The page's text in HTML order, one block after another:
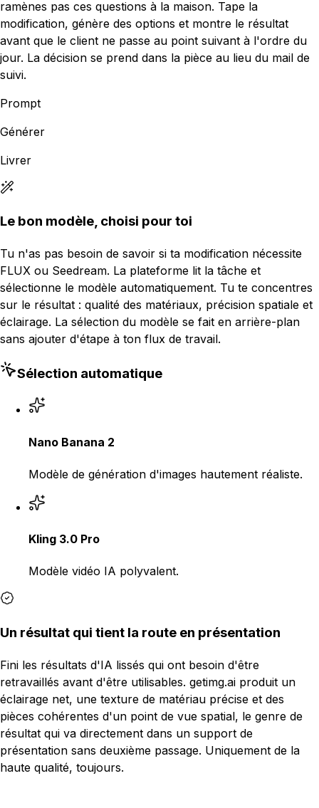
ramènes pas ces questions à la maison. Tape la
modification, génère des options et montre le résultat
avant que le client ne passe au point suivant à l'ordre du
jour. La décision se prend dans la pièce au lieu du mail de
suivi.
Prompt
Générer
Livrer
Le bon modèle, choisi pour toi
Tu n'as pas besoin de savoir si ta modification nécessite
FLUX ou Seedream. La plateforme lit la tâche et
sélectionne le modèle automatiquement. Tu te concentres
sur le résultat : qualité des matériaux, précision spatiale et
éclairage. La sélection du modèle se fait en arrière-plan
sans ajouter d'étape à ton flux de travail.
Sélection automatique
Nano Banana 2
Modèle de génération d'images hautement réaliste.
Kling 3.0 Pro
Modèle vidéo IA polyvalent.
Un résultat qui tient la route en présentation
Fini les résultats d'IA lissés qui ont besoin d'être
retravaillés avant d'être utilisables. getimg.ai produit un
éclairage net, une texture de matériau précise et des
pièces cohérentes d'un point de vue spatial, le genre de
résultat qui va directement dans un support de
présentation sans deuxième passage. Uniquement de la
haute qualité, toujours.